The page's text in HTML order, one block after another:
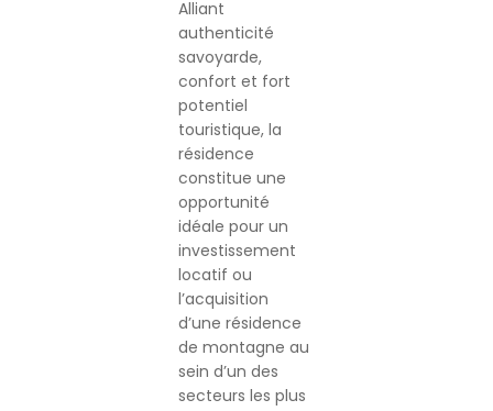
Alliant
authenticité
savoyarde,
confort et fort
potentiel
touristique, la
résidence
constitue une
opportunité
idéale pour un
investissement
locatif ou
l’acquisition
d’une résidence
de montagne au
sein d’un des
secteurs les plus